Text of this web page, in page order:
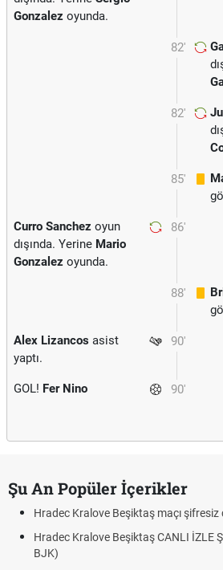
Gonzalez oyunda.
82'
82'
85'
86'
Curro Sanchez oyun
dışında. Yerine Mario
Gonzalez oyunda.
88'
90'
Alex Lizancos asist
yaptı.
90'
GOL! Fer Nino
Şu An Popüler İçerikler
Hradec Kralove Beşiktaş maçı şifresiz
Hradec Kralove Beşiktaş CANLI İZLE
BJK)